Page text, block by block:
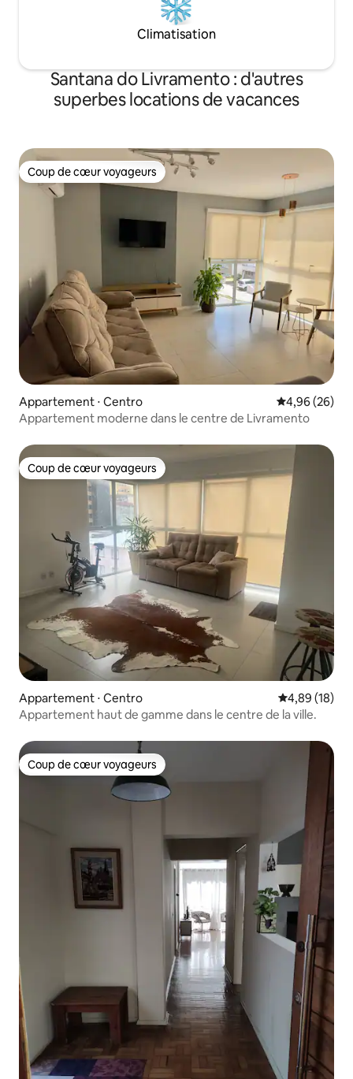
Climatisation
Santana do Livramento : d'autres
superbes locations de vacances
Coup de cœur voyageurs
Coup de cœur voyageurs
Appartement ⋅ Centro Évaluation
4,96 (26)
Appartement moderne dans le centre de Livramento
Coup de cœur voyageurs
Coup de cœur voyageurs
Appartement ⋅ Centro Évaluation
4,89 (18)
Appartement haut de gamme dans le centre de la ville.
Coup de cœur voyageurs
Coup de cœur voyageurs